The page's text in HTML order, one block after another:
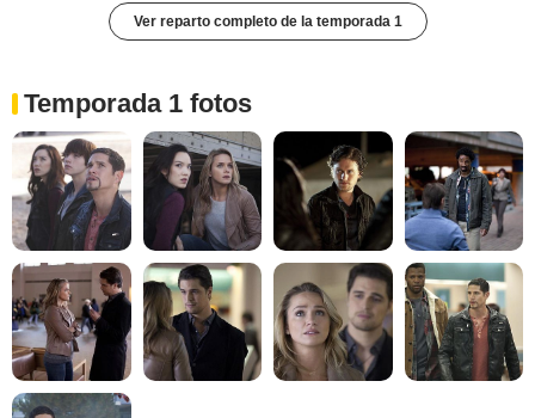
Ver reparto completo de la temporada 1
Temporada 1 fotos